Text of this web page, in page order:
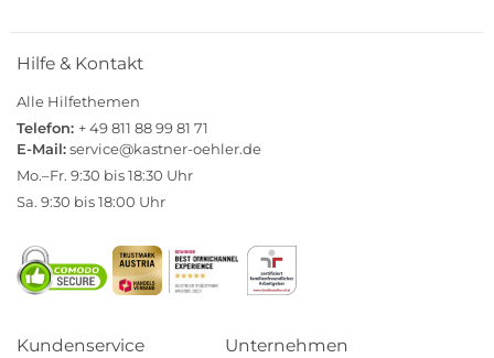
Hilfe & Kontakt
Alle Hilfethemen
Telefon: + 49 811 88 99 81 71
E-Mail:service@kastner-oehler.de
Mo.–Fr. 9:30 bis 18:30 Uhr
Sa. 9:30 bis 18:00 Uhr
Kundenservice Unternehmen